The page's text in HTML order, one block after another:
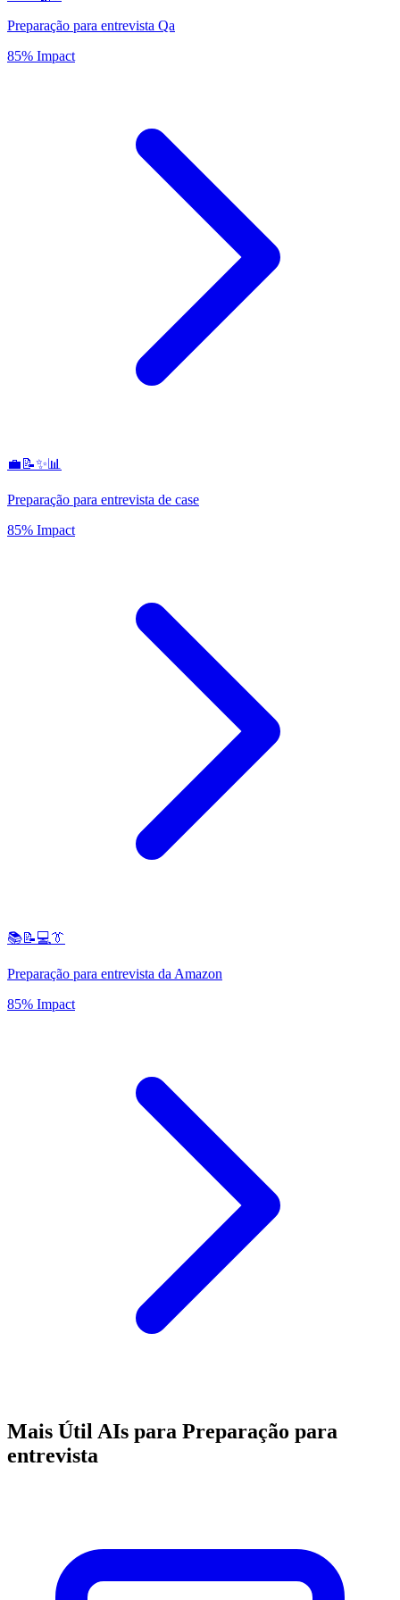
Preparação para entrevista Qa
85% Impact
💼📝✨📊
Preparação para entrevista de case
85% Impact
📚📝💻👔
Preparação para entrevista da Amazon
85% Impact
Mais Útil AIs para Preparação para
entrevista